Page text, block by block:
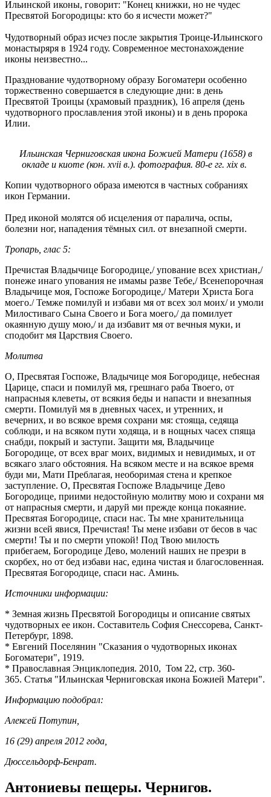
Ильинской иконы, говорит: "Конец книжки, но не чудес
Пресвятой Богородицы: кто бо я исчести может?"
Чудотворный образ исчез после закрытия Троице-Ильинского
монастыряря в 1924 году. Современное местонахождение
иконы неизвестно...
Празднование чудотворному образу Богоматери особенно
торжественно совершается в следующие дни: в день
Пресвятой Троицы (храмовый праздник), 16 апреля (день
чудотворного прославления этой иконы) и в день пророка
Илии.
Ильинская Черниговская икона Божией Матери (1658) в
окладе и киоте (кон. xvii в.). фотография. 80-е гг. xix в.
Копии чудотворного образа имеются в частных собраниях
икон Германии.
Пред иконой молятся об исцеления от паралича, оспы,
болезни ног, нападения тёмных сил. от внезапной смерти.
Тропарь, глас 5:
Пречистая Владычице Богородице,/ упование всех христиан,/
понеже инаго упования не имамы разве Тебе,/ Всенепорочная
Владычице моя, Госпоже Богородице,/ Матери Христа Бога
моего./ Темже помилуй и избави мя от всех зол моих/ и умоли
Милостиваго Сына Своего и Бога моего,/ да помилует
окаянную душу мою,/ и да избавит мя от вечныя муки, и
сподобит мя Царствия Своего.
Молитва
О, Пресвятая Госпоже, Владычице моя Богородице, небесная
Царице, спаси и помилуй мя, грешнаго раба Твоего, от
напрасныя клеветы, от всякия беды и напасти и внезапныя
смерти. Помилуй мя в дневных часех, и утренних, и
вечерних, и во всякое время сохрани мя: стояща, седяща
соблюди, и на всяком пути ходяща, и в нощных часех спяща
снабди, покрый и заступи. Защити мя, Владычице
Богородице, от всех враг моих, видимых и невидимых, и от
всякаго злаго обстояния. На всяком месте и на всякое время
буди ми, Мати Преблагая, необоримая стена и крепкое
заступление. О, Пресвятая Госпоже Владычице Дево
Богородице, приими недостойную молитву мою и сохрани мя
от напрасныя смерти, и даруй ми прежде конца покаяние.
Пресвятая Богородице, спаси нас. Ты мне хранительница
жизни всей явися, Пречистая! Ты мене избави от бесов в час
смерти! Ты и по смерти упокой! Под Твою милость
прибегаем, Богородице Дево, молений наших не презри в
скорбех, но от бед избави нас, едина чистая и благословенная.
Пресвятая Богородице, спаси нас. Аминь.
Источники информации:
* Земная жизнь Пресвятой Богородицы и описание святых
чудотворных ее икон. Составитель София Снессорева, Санкт-
Петербург, 1898.
* Евгений Поселянин "Сказания о чудотворных иконах
Богоматери", 1919.
* Православная Энциклопедия. 2010, Том 22, стр. 360-
365. Статья "Ильинская Черниговская икона Божией Матери".
Информацию подобрал:
Алексей Потупин,
16 (29) апреля 2012 года,
Дюссельдорф-Бенрат.
Антониевы пещеры. Чернигов.